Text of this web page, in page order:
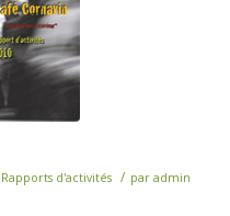
Rapports d'activités / par admin